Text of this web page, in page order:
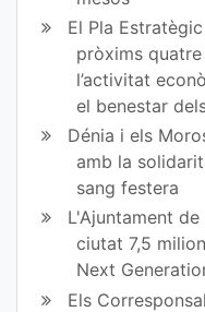
El Pla
pròxims quatre
l’activitat
el benestar
Dénia i els
amb la
sang festera
L'Ajuntament
ciutat 7,5
Next
Els